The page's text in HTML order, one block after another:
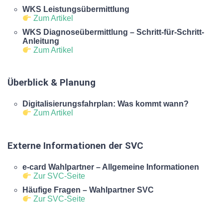
WKS Leistungsübermittlung
Zum Artikel
WKS Diagnoseübermittlung – Schritt-für-Schritt-
Anleitung
Zum Artikel
Überblick & Planung
Digitalisierungsfahrplan: Was kommt wann?
Zum Artikel
Externe Informationen der SVC
e-card Wahlpartner – Allgemeine Informationen
Zur SVC-Seite
Häufige Fragen – Wahlpartner SVC
Zur SVC-Seite